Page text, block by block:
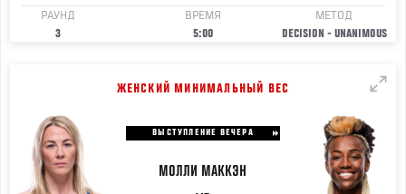
РАУНД
3
ВРЕМЯ
5:00
МЕТОД
DECISION - UNANIMOUS
ЖЕНСКИЙ МИНИМАЛЬНЫЙ ВЕС
ВЫСТУПЛЕНИЕ ВЕЧЕРА
МОЛЛИ МАККЭН